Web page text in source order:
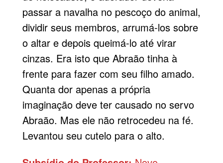
passar a navalha no pescoço do animal,
dividir seus membros, arrumá-los sobre
o altar e depois queimá-lo até virar
cinzas. Era isto que Abraão tinha à
frente para fazer com seu filho amado.
Quanta dor apenas a própria
imaginação deve ter causado no servo
Abraão. Mas ele não retrocedeu na fé.
Levantou seu cutelo para o alto.